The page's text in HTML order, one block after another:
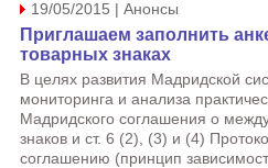
19/05/2015 | Анонсы
Приглашаем заполнить
товарных знаках
В целях развития Мадридской
мониторинга и анализа
Мадридского соглашения о
знаков и ст. 6 (2), (3) и (4)
соглашению (принцип